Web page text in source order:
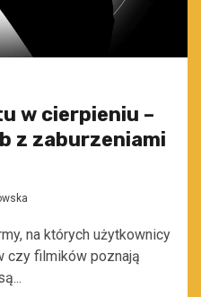
w cierpieniu –
z zaburzeniami
na których użytkownicy
czy filmików poznają